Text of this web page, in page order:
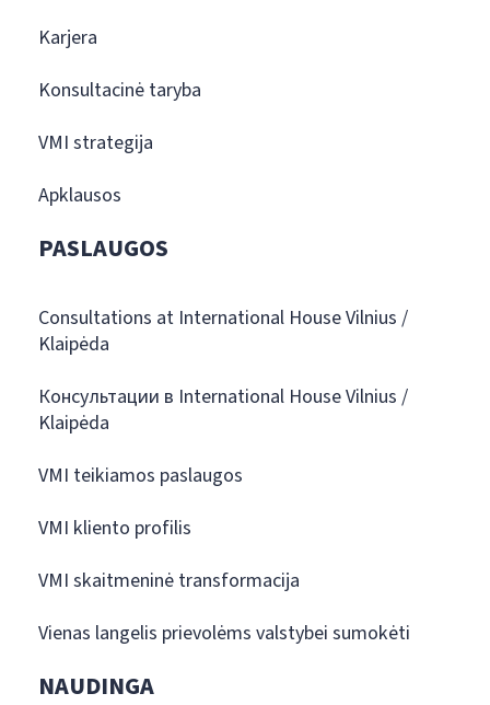
Karjera
Konsultacinė taryba
VMI strategija
Apklausos
PASLAUGOS
Consultations at International House Vilnius /
Klaipėda
Консультации в International House Vilnius /
Klaipėda
VMI teikiamos paslaugos
VMI kliento profilis
VMI skaitmeninė transformacija
Vienas langelis prievolėms valstybei sumokėti
NAUDINGA